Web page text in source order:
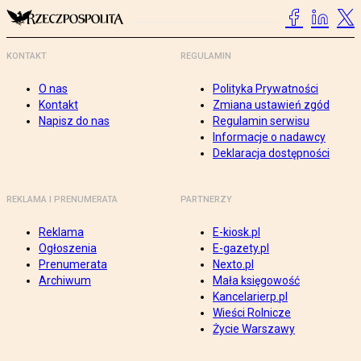
KONTAKT
O nas
Kontakt
Napisz do nas
REGULAMIN
Polityka Prywatności
Zmiana ustawień zgód
Regulamin serwisu
Informacje o nadawcy
Deklaracja dostępności
REKLAMA I PRENUMERATA
Reklama
Ogłoszenia
Prenumerata
Archiwum
PARTNERZY
E-kiosk.pl
E-gazety.pl
Nexto.pl
Mała księgowość
Kancelarierp.pl
Wieści Rolnicze
Życie Warszawy